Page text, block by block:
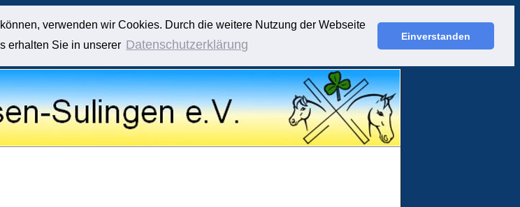
verwenden wir Cookies. Durch die weitere Nutzung der Webseite
erhalten Sie in unserer Datenschutzerklärung
Einverstanden